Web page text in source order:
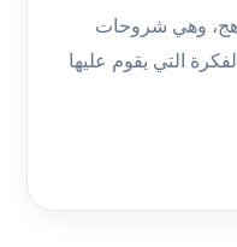
وهي شروحات
التي يقوم عليها